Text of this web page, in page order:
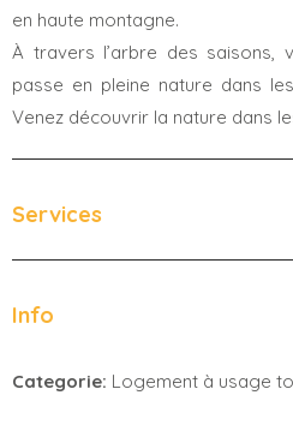
en haute montagne.
À travers l’arbre des saisons,
passe en pleine nature dans
Venez découvrir la nature dans
Services
Info
Categorie: Logement à usage